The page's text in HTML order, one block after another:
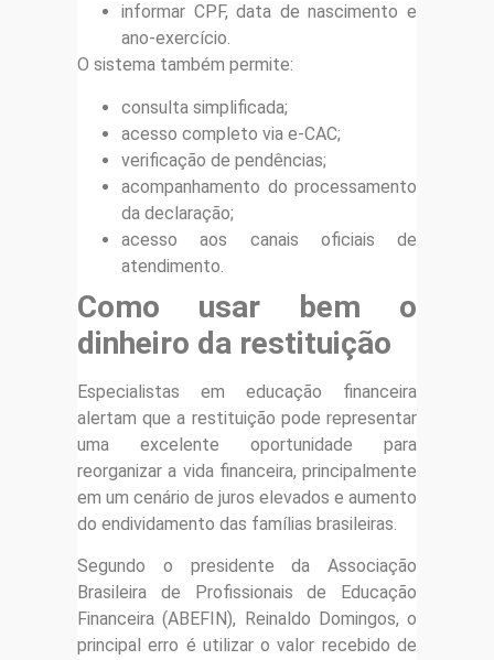
informar CPF, data de nascimento e
ano-exercício.
O sistema também permite:
consulta simplificada;
acesso completo via e-CAC;
verificação de pendências;
acompanhamento do processamento
da declaração;
acesso aos canais oficiais de
atendimento.
Como usar bem o
dinheiro da restituição
Especialistas em educação financeira
alertam que a restituição pode representar
uma excelente oportunidade para
reorganizar a vida financeira, principalmente
em um cenário de juros elevados e aumento
do endividamento das famílias brasileiras.
Segundo o presidente da Associação
Brasileira de Profissionais de Educação
Financeira (ABEFIN), Reinaldo Domingos, o
principal erro é utilizar o valor recebido de